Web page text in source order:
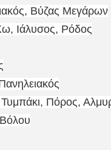
Βύζας Μεγάρων
Ιάλυσος, Ρόδος
Πόρος,